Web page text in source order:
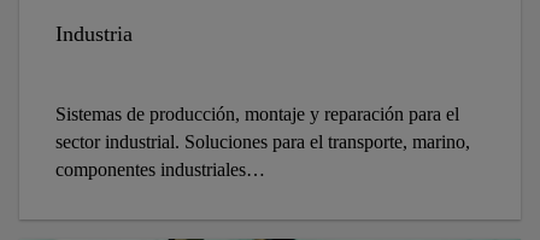
Industria
Sistemas de producción, montaje y reparación para el
sector industrial. Soluciones para el transporte, marino,
componentes industriales…